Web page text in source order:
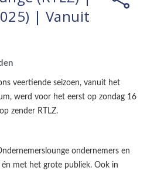
| Vanuit
veertiende seizoen, vanuit het
werd voor het eerst op zondag 16
zender RTLZ.
ondernemers en
met het grote publiek. Ook in